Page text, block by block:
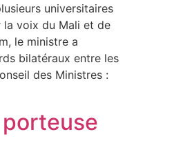
universitaires
la voix du Mali et de
le ministre a
bilatéraux entre les
des Ministres :